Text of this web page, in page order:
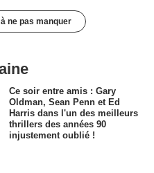
ne pas manquer
Ce soir entre amis : Gary
Oldman, Sean Penn et Ed
Harris dans l'un des meilleurs
thrillers des années 90
injustement oublié !